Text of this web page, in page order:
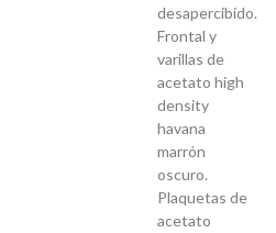
desapercibido.
Frontal y
varillas de
acetato high
density
havana
marrón
oscuro.
Plaquetas de
acetato